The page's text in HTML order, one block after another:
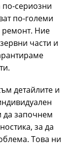
по-сериозни
по-големи
ремонт. Ние
части и
детайлите и
да започнем
за да
Това ни